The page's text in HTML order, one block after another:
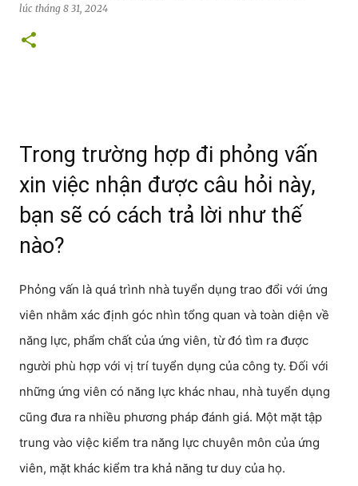
lúc tháng 8 31, 2024
Trong trường hợp đi phỏng vấn
xin việc nhận được câu hỏi này,
bạn sẽ có cách trả lời như thế
nào?
Phỏng vấn là quá trình nhà tuyển dụng trao đổi với ứng
viên nhằm xác định góc nhìn tổng quan và toàn diện về
năng lực, phẩm chất của ứng viên, từ đó tìm ra được
người phù hợp với vị trí tuyển dụng của công ty. Đối với
những ứng viên có năng lực khác nhau, nhà tuyển dụng
cũng đưa ra nhiều phương pháp đánh giá. Một mặt tập
trung vào việc kiểm tra năng lực chuyên môn của ứng
viên, mặt khác kiểm tra khả năng tư duy của họ.